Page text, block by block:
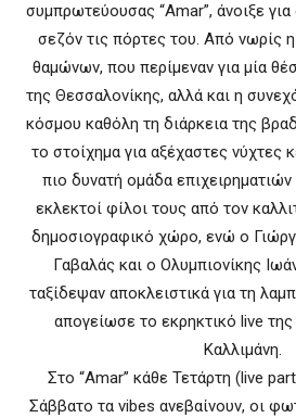
συμπρωτεύουσας “Amar”, άνοιξε για
σεζόν τις πόρτες του. Από νωρίς
θαμώνων, που περίμεναν για μία
της Θεσσαλονίκης, αλλά και η
κόσμου καθόλη τη διάρκεια της
το στοίχημα για αξέχαστες νύχτες
πιο δυνατή ομάδα
εκλεκτοί φίλοι τους από τον
δημοσιογραφικό χώρο, ενώ ο
Γαβαλάς και ο Ολυμπιονίκης
ταξίδεψαν αποκλειστικά για τη
απογείωσε το εκρηκτικό live της
Καλλιμάνη.
Στο “Amar” κάθε Τετάρτη (live
Σάββατο τα vibes ανεβαίνουν, οι